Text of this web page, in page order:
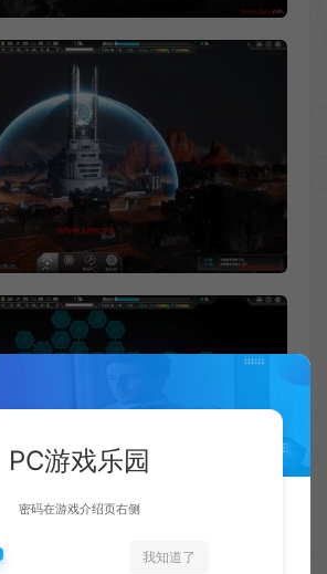
PC游戏乐园
密码在游戏介绍页右侧
我知道了